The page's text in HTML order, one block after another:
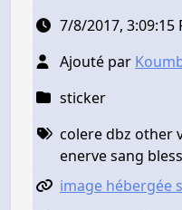
7/8/2017, 3:09:15
Ajouté par
sticker
colere dbz other
enerve sang
image hébergée